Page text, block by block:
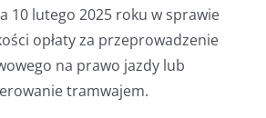
10 lutego 2025 roku w sprawie
opłaty za przeprowadzenie
na prawo jazdy lub
tramwajem.